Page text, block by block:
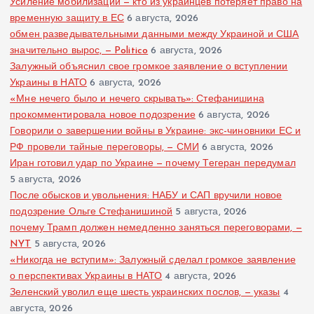
Усиление мобилизации — кто из украинцев потеряет право на
временную защиту в ЕС 6 августа, 2026
обмен разведывательными данными между Украиной и США
значительно вырос, — Politico 6 августа, 2026
Залужный объяснил свое громкое заявление о вступлении
Украины в НАТО 6 августа, 2026
«Мне нечего было и нечего скрывать»: Стефанишина
прокомментировала новое подозрение 6 августа, 2026
Говорили о завершении войны в Украине: экс-чиновники ЕС и
РФ провели тайные переговоры, — СМИ 6 августа, 2026
Иран готовил удар по Украине — почему Тегеран передумал
5 августа, 2026
После обысков и увольнения: НАБУ и САП вручили новое
подозрение Ольге Стефанишиной 5 августа, 2026
почему Трамп должен немедленно заняться переговорами, —
NYT 5 августа, 2026
«Никогда не вступим»: Залужный сделал громкое заявление
о перспективах Украины в НАТО 4 августа, 2026
Зеленский уволил еще шесть украинских послов, — указы 4
августа, 2026